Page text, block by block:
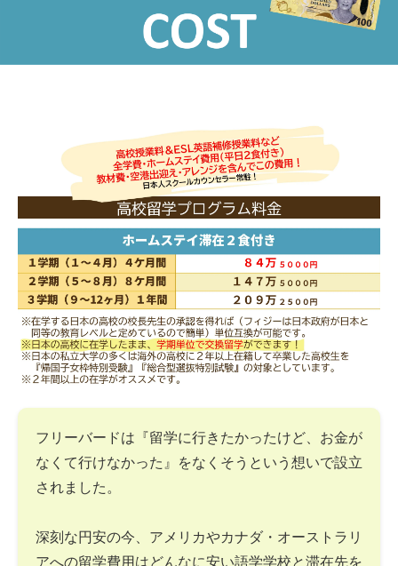
フリーバードは『留学に行きたかったけど、お金が
なくて行けなかった』をなくそうという想いで設立
されました。
深刻な円安の今、アメリカやカナダ・オーストラリ
アへの留学費用はどんなに安い語学学校と滞在先を